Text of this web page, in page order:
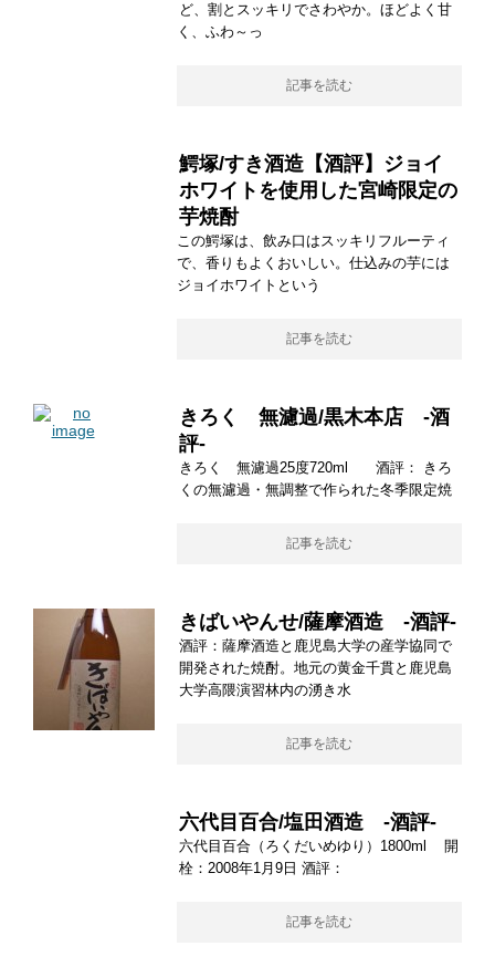
ど、割とスッキリでさわやか。ほどよく甘
く、ふわ～っ
記事を読む
鰐塚/すき酒造【酒評】ジョイ
ホワイトを使用した宮崎限定の
芋焼酎
この鰐塚は、飲み口はスッキリフルーティ
で、香りもよくおいしい。仕込みの芋には
ジョイホワイトという
記事を読む
きろく 無濾過/黒木本店 -酒
評-
きろく 無濾過25度720ml 酒評： きろ
くの無濾過・無調整で作られた冬季限定焼
記事を読む
きばいやんせ/薩摩酒造 -酒評-
酒評：薩摩酒造と鹿児島大学の産学協同で
開発された焼酎。地元の黄金千貫と鹿児島
大学高隈演習林内の湧き水
記事を読む
六代目百合/塩田酒造 -酒評-
六代目百合（ろくだいめゆり）1800ml 開
栓：2008年1月9日 酒評：
記事を読む